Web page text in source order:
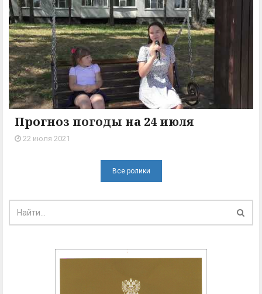
Прогноз погоды на 24 июля
22 июля 2021
Все ролики